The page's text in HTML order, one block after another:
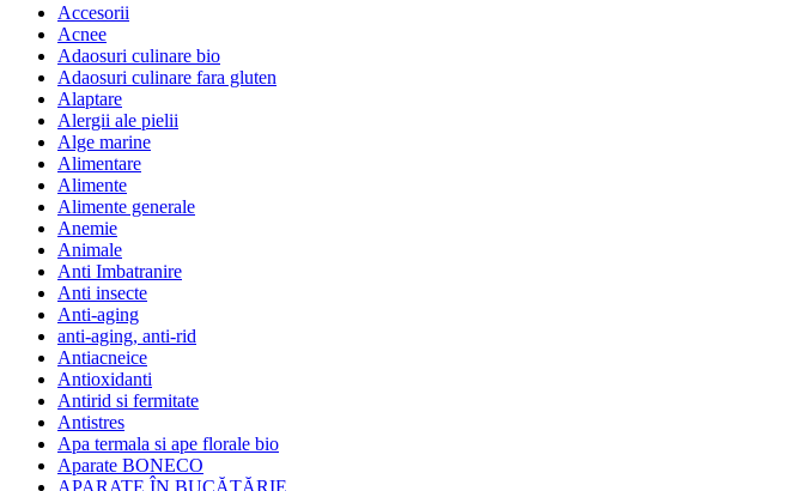
Accesorii
Acnee
Adaosuri culinare bio
Adaosuri culinare fara gluten
Alaptare
Alergii ale pielii
Alge marine
Alimentare
Alimente
Alimente generale
Anemie
Animale
Anti Imbatranire
Anti insecte
Anti-aging
anti-aging, anti-rid
Antiacneice
Antioxidanti
Antirid si fermitate
Antistres
Apa termala si ape florale bio
Aparate BONECO
APARATE ÎN BUCĂTĂRIE